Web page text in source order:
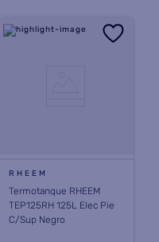
RHEEM
Termotanque RHEEM
TEP125RH 125L Elec Pie
C/Sup Negro